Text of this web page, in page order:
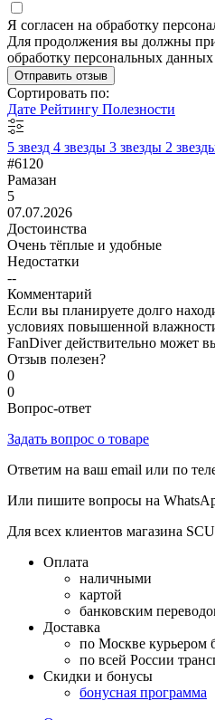
Я согласен на обработку
Для продолжения вы должны
обработку персональных данных
Отправить отзыв
Сортировать по:
Дате Рейтингу Полезности
5 звезд 4 звезды 3 звезды 2
#6120
Рамазан
5
07.07.2026
Достоинства
Очень тёплые и удобные
Недостатки
--
Комментарий
Если вы планируете долго
условиях повышенной
FanDiver действительно может
Отзыв полезен?
0
0
Вопрос-ответ
Задать вопрос о товаре
Ответим на ваш email или по
Или пишите вопросы на
Для всех клиентов магазина
Оплата
наличными
картой
банковским
Доставка
по Москве курьером
по всей России
Скидки и бонусы
бонусная программа